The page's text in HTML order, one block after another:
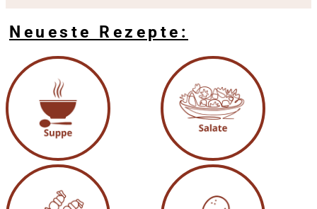
Neueste Rezepte: